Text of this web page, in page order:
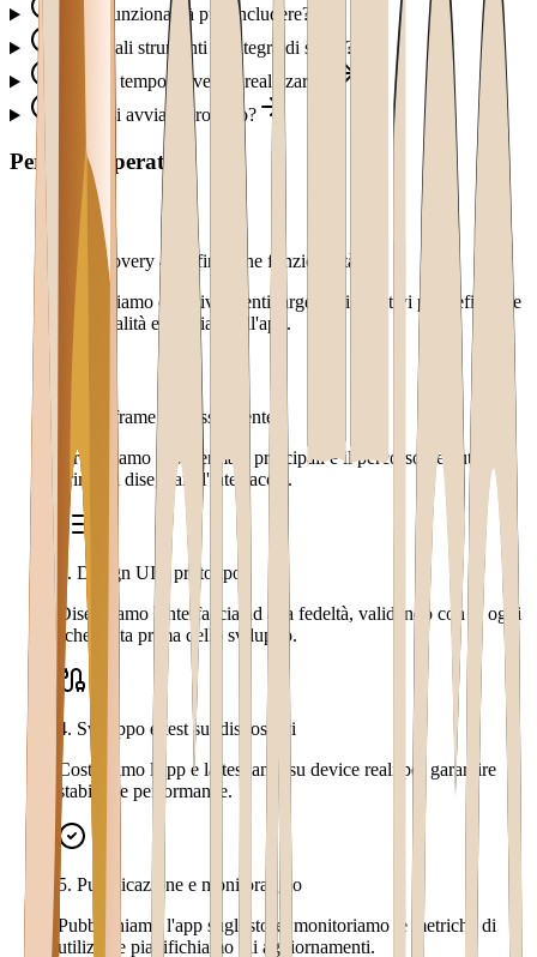
Quali funzionalità può includere?
Con quali strumenti si integra di solito?
Quanto tempo serve per realizzarlo?
Come si avvia il progetto?
Percorso operativo
Discovery & definizione funzionalità
Analizziamo obiettivi, utenti target e dispositivi per definire le
funzionalità essenziali dell'app.
Wireframe & flusso utente
Strutturiamo le schermate principali e il percorso dell'utente
prima di disegnare l'interfaccia.
. Design UI e prototipo
Disegniamo l'interfaccia ad alta fedeltà, validando con te ogni
schermata prima dello sviluppo.
4. Sviluppo e test sui dispositivi
Costruiamo l'app e la testiamo su device reali per garantire
stabilità e performance.
5. Pubblicazione e monitoraggio
Pubblichiamo l'app sugli store, monitoriamo le metriche di
utilizzo e pianifichiamo gli aggiornamenti.